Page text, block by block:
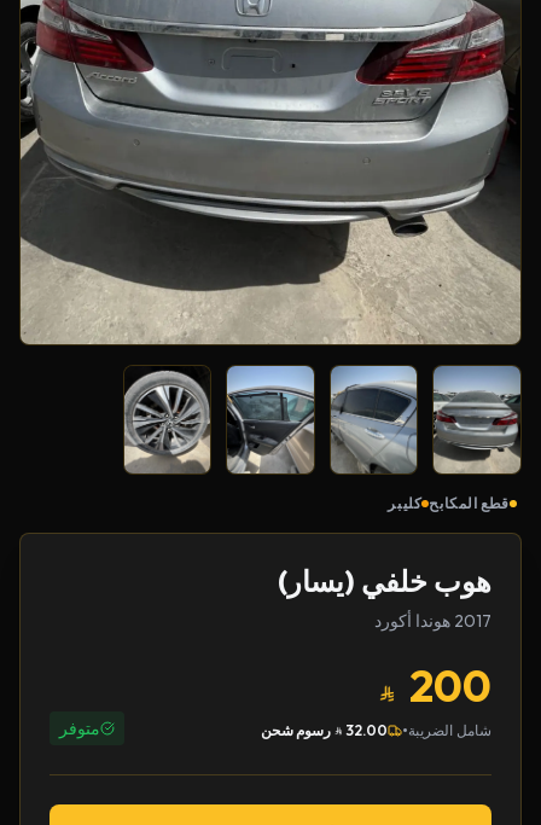
قطع المكابح كليبر
هوب خلفي (يسار)
2017 هوندا أكورد
200
شامل الضريبة•
32.00 رسوم شحن متوفر